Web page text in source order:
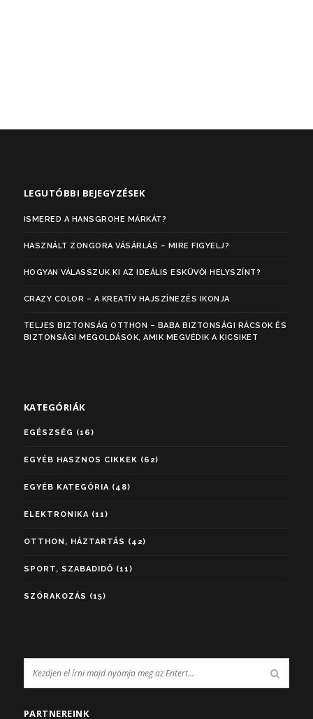
LEGUTÓBBI BEJEGYZÉSEK
ISMERED A HANSGROHE MÁRKÁT?
HASZNÁLT ZONGORA VÁSÁRLÁS – MIRE FIGYELJ?
HOGYAN VÁLASSZUK KI AZ IDEÁLIS ESKÜVŐI HELYSZÍNT?
CRAZY COLOR – A KREATÍV HAJSZÍNEZÉS IKONJA
TELJES BIZTONSÁG OTTHON – BABA BIZTONSÁGI RÁCSOK ÉS
BIZTONSÁGI MEGOLDÁSOK, AMIK MEGVÉDIK A KICSIKET
KATEGÓRIÁK
EGÉSZSÉG (16)
EGYÉB HASZNOS CIKKEK (62)
EGYÉB KATEGÓRIA(48)
ELEKTRONIKA(11)
OTTHON, HÁZTARTÁS (42)
SPORT, SZABADIDŐ (11)
SZÓRAKOZÁS (15)
PARTNEREINK